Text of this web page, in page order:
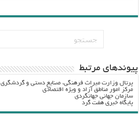
پيوندهاي مرتبط
پرتال وزارت ميراث فرهنگي، صنایع دستی و گردشگري
مرکز امور مناطق آزاد و ویژه اقتصادی
سازمان جهانی جهانگردی
پایگاه خبری هفت گرد